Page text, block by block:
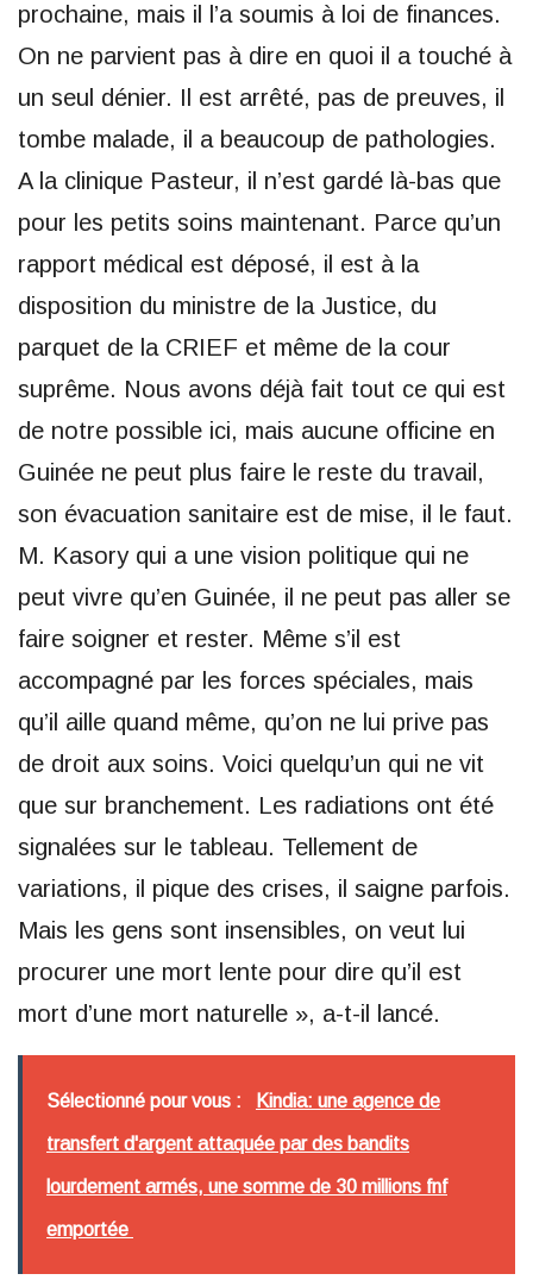
prochaine, mais il l’a soumis à loi de finances.
On ne parvient pas à dire en quoi il a touché à
un seul dénier. Il est arrêté, pas de preuves, il
tombe malade, il a beaucoup de pathologies.
A la clinique Pasteur, il n’est gardé là-bas que
pour les petits soins maintenant. Parce qu’un
rapport médical est déposé, il est à la
disposition du ministre de la Justice, du
parquet de la CRIEF et même de la cour
suprême. Nous avons déjà fait tout ce qui est
de notre possible ici, mais aucune officine en
Guinée ne peut plus faire le reste du travail,
son évacuation sanitaire est de mise, il le faut.
M. Kasory qui a une vision politique qui ne
peut vivre qu’en Guinée, il ne peut pas aller se
faire soigner et rester. Même s’il est
accompagné par les forces spéciales, mais
qu’il aille quand même, qu’on ne lui prive pas
de droit aux soins. Voici quelqu’un qui ne vit
que sur branchement. Les radiations ont été
signalées sur le tableau. Tellement de
variations, il pique des crises, il saigne parfois.
Mais les gens sont insensibles, on veut lui
procurer une mort lente pour dire qu’il est
mort d’une mort naturelle », a-t-il lancé.
Sélectionné pour vous : Kindia: une agence de
transfert d'argent attaquée par des bandits
lourdement armés, une somme de 30 millions fnf
emportée